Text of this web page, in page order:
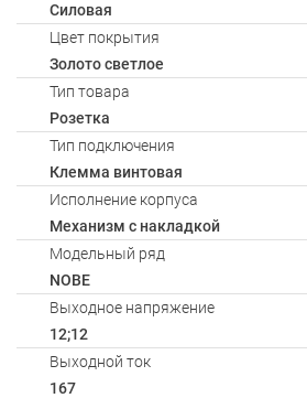
Силовая
Цвет покрытия
Золото светлое
Тип товара
Розетка
Тип подключения
Клемма винтовая
Исполнение корпуса
Механизм с накладкой
Модельный ряд
NOBE
Выходное напряжение
12;12
Выходной ток
167